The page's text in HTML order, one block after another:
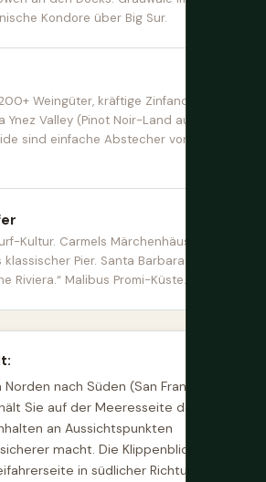
Kondore über Big Sur.
Weingüter, kräftige Zinfandels)
Ynez Valley (Pinot Noir-Land aus
sind einfache Abstecher von der
Kultur. Carmels Märchenhäuschen.
klassischer Pier. Santa Barbaras
Riviera.“ Malibus Promi-Küste.
nach Süden (San Francisco
Sie auf der Meeresseite der
an Aussichtspunkten
macht. Die Klippenblicke
in südlicher Richtung,